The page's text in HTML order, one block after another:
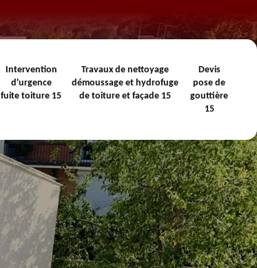
Intervention
d'urgence
fuite toiture 15
Travaux de nettoyage
démoussage et hydrofuge
de toiture et façade 15
Devis
pose de
gouttière
15